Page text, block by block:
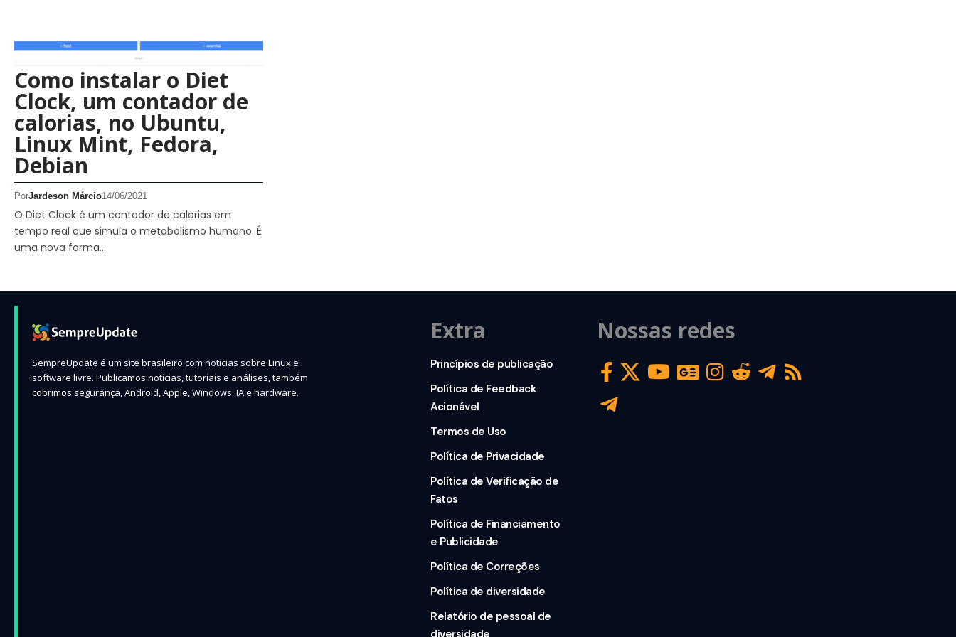
Como instalar o Diet
Clock, um contador de
calorias, no Ubuntu,
Linux Mint, Fedora,
Debian
PorJardeson Márcio14/06/2021
O Diet Clock é um contador de calorias em
tempo real que simula o metabolismo humano. É
uma nova forma…
SempreUpdate é um site brasileiro com notícias sobre Linux e
software livre. Publicamos notícias, tutoriais e análises, também
cobrimos segurança, Android, Apple, Windows, IA e hardware.
Extra
Princípios de publicação
Política de Feedback
Acionável
Termos de Uso
Política de Privacidade
Política de Verificação de
Fatos
Política de Financiamento
e Publicidade
Política de Correções
Política de diversidade
Relatório de pessoal de
diversidade
Nossas redes